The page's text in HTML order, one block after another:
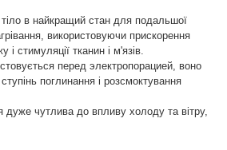
в найкращий стан для подальшої
використовуючи прискорення
і стимуляції тканин і м'язів.
перед электропорацией, воно
поглинання і розсмоктування
дуже чутлива до впливу холоду та вітру,